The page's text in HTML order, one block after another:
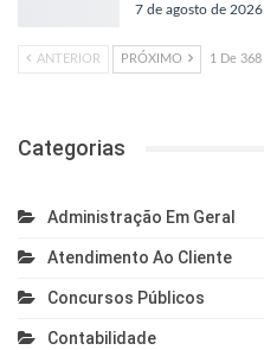
7 de agosto de 2026
ANTERIOR PRÓXIMO 1 De 368
Categorias
Administração Em Geral
Atendimento Ao Cliente
Concursos Públicos
Contabilidade